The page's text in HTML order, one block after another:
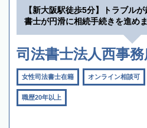
【新大阪駅徒歩5分】トラブル
書士が円滑に相続手続きを進め
司法書士法人西事務
女性司法書士在籍 オンライン相談可
職歴20年以上